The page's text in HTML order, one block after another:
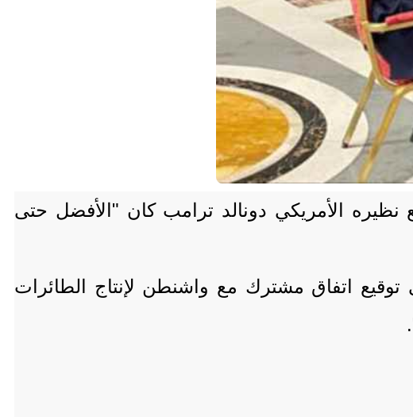
نظيره الأمريكي دونالد ترامب كان "الأفضل حتى
اتفاق مشترك مع واشنطن لإنتاج الطائرات